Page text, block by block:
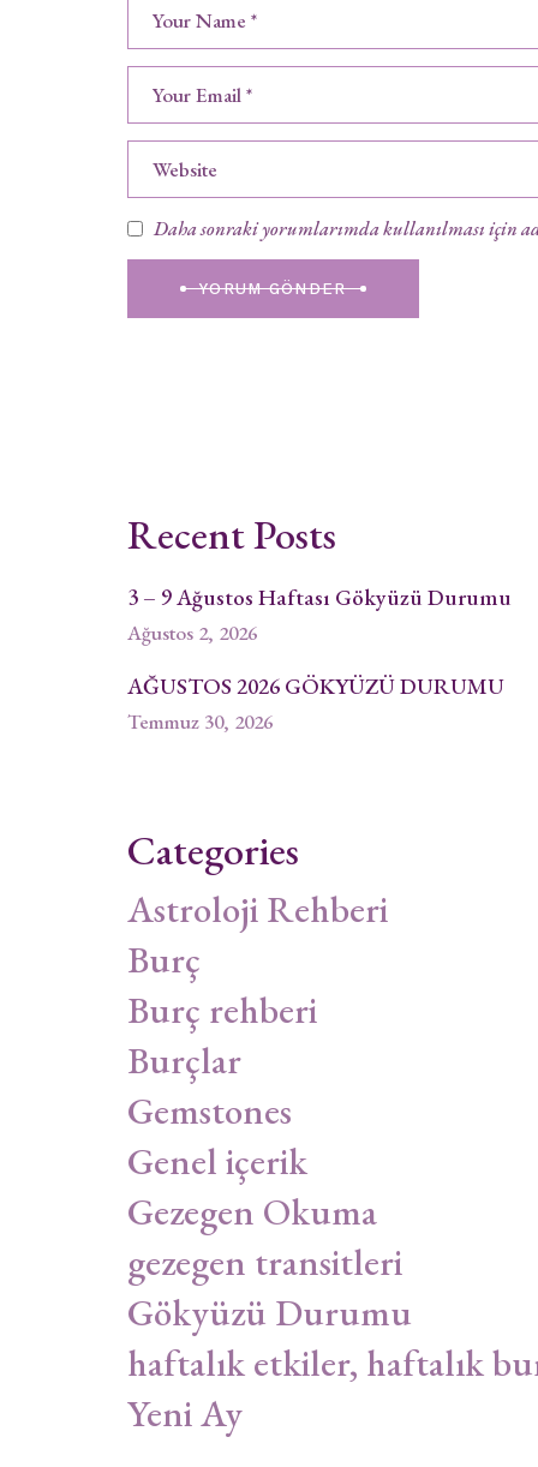
Daha sonraki yorumlarımda kullanılması için
YORUM GÖNDER
Recent Posts
3 – 9 Ağustos Haftası Gökyüzü Durumu
Ağustos 2, 2026
AĞUSTOS 2026 GÖKYÜZÜ DURUMU
Temmuz 30, 2026
Categories
Astroloji Rehberi
Burç
Burç rehberi
Burçlar
Gemstones
Genel içerik
Gezegen Okuma
gezegen transitleri
Gökyüzü Durumu
haftalık etkiler, haftalık
Yeni Ay